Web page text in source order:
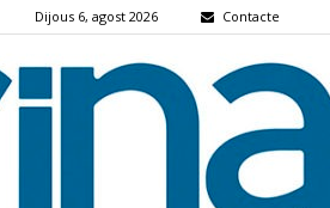
Dijous 6, agost 2026 Contacte